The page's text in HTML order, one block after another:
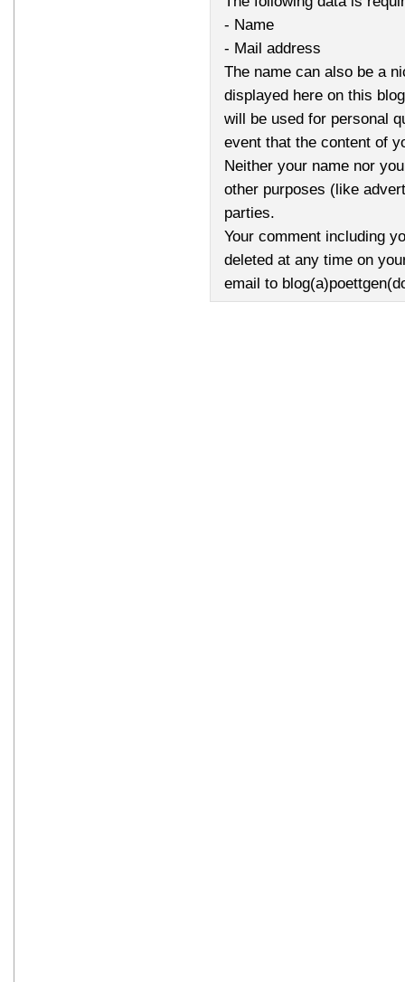
- Name
- Mail address
The name can also be a
displayed here on this
will be used for personal
event that the content of
Neither your name nor
other purposes (like
parties.
Your comment including
deleted at any time on
email to